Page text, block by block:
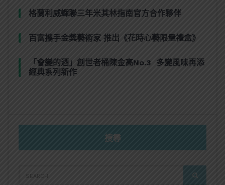
格蘭利威蟬聯三年米其林指南官方合作夥伴
百富攜手金獎藝術家 推出《花時心藝限量禮盒》
「會變的酒」創世者桶陳金高No.3 多變風味再添
經典系列新作
搜尋
FOR: